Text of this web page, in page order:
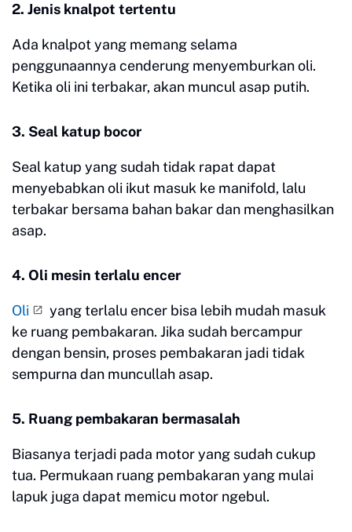
2. Jenis knalpot tertentu
Ada knalpot yang memang selama
penggunaannya cenderung menyemburkan oli.
Ketika oli ini terbakar, akan muncul asap putih.
3. Seal katup bocor
Seal katup yang sudah tidak rapat dapat
menyebabkan oli ikut masuk ke manifold, lalu
terbakar bersama bahan bakar dan menghasilkan
asap.
4. Oli mesin terlalu encer
Oli
yang terlalu encer bisa lebih mudah masuk
ke ruang pembakaran. Jika sudah bercampur
dengan bensin, proses pembakaran jadi tidak
sempurna dan muncullah asap.
5. Ruang pembakaran bermasalah
Biasanya terjadi pada motor yang sudah cukup
tua. Permukaan ruang pembakaran yang mulai
lapuk juga dapat memicu motor ngebul.